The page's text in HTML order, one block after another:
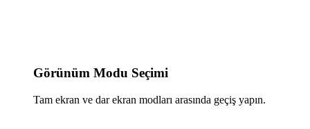
Görünüm Modu Seçimi
Tam ekran ve dar ekran modları arasında geçiş yapın.